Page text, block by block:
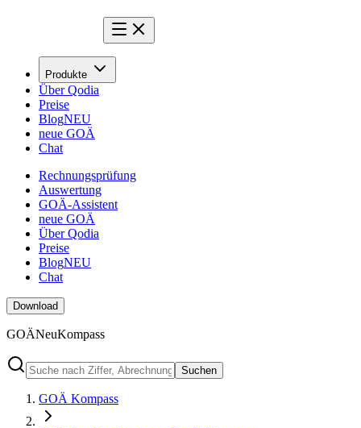
Produkte
Über Qodia
Preise
BlogNEU
neue GOÄ
Chat
Rechnungsprüfung
Auswertung
GOÄ-Assistent
neue GOÄ
Über Qodia
Preise
BlogNEU
Chat
Download
GOÄNeuKompass
Suchen
GOÄ Kompass